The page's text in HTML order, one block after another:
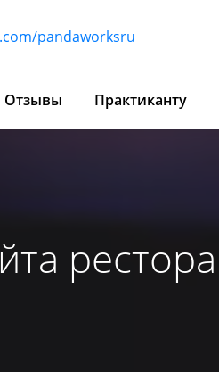
Отзывы Практиканту